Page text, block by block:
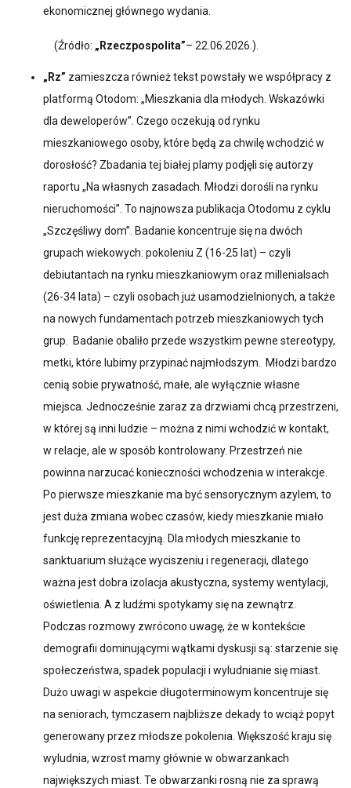
ekonomicznej głównego wydania.
(Źródło: „Rzeczpospolita”– 22.06.2026.).
„Rz” zamieszcza również tekst powstały we współpracy z
platformą Otodom: „Mieszkania dla młodych. Wskazówki
dla deweloperów”. Czego oczekują od rynku
mieszkaniowego osoby, które będą za chwilę wchodzić w
dorosłość? Zbadania tej białej plamy podjęli się autorzy
raportu „Na własnych zasadach. Młodzi dorośli na rynku
nieruchomości”. To najnowsza publikacja Otodomu z cyklu
„Szczęśliwy dom”. Badanie koncentruje się na dwóch
grupach wiekowych: pokoleniu Z (16-25 lat) – czyli
debiutantach na rynku mieszkaniowym oraz millenialsach
(26-34 lata) – czyli osobach już usamodzielnionych, a także
na nowych fundamentach potrzeb mieszkaniowych tych
grup. Badanie obaliło przede wszystkim pewne stereotypy,
metki, które lubimy przypinać najmłodszym. Młodzi bardzo
cenią sobie prywatność, małe, ale wyłącznie własne
miejsca. Jednocześnie zaraz za drzwiami chcą przestrzeni,
w której są inni ludzie – można z nimi wchodzić w kontakt,
w relacje, ale w sposób kontrolowany. Przestrzeń nie
powinna narzucać konieczności wchodzenia w interakcje.
Po pierwsze mieszkanie ma być sensorycznym azylem, to
jest duża zmiana wobec czasów, kiedy mieszkanie miało
funkcję reprezentacyjną. Dla młodych mieszkanie to
sanktuarium służące wyciszeniu i regeneracji, dlatego
ważna jest dobra izolacja akustyczna, systemy wentylacji,
oświetlenia. A z ludźmi spotykamy się na zewnątrz.
Podczas rozmowy zwrócono uwagę, że w kontekście
demografii dominującymi wątkami dyskusji są: starzenie się
społeczeństwa, spadek populacji i wyludnianie się miast.
Dużo uwagi w aspekcie długoterminowym koncentruje się
na seniorach, tymczasem najbliższe dekady to wciąż popyt
generowany przez młodsze pokolenia. Większość kraju się
wyludnia, wzrost mamy głównie w obwarzankach
największych miast. Te obwarzanki rosną nie za sprawą